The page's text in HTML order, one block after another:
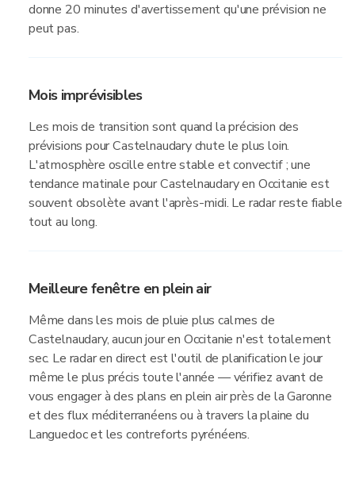
donne 20 minutes d'avertissement qu'une prévision ne
peut pas.
Mois imprévisibles
Les mois de transition sont quand la précision des
prévisions pour Castelnaudary chute le plus loin.
L'atmosphère oscille entre stable et convectif ; une
tendance matinale pour Castelnaudary en Occitanie est
souvent obsolète avant l'après-midi. Le radar reste fiable
tout au long.
Meilleure fenêtre en plein air
Même dans les mois de pluie plus calmes de
Castelnaudary, aucun jour en Occitanie n'est totalement
sec. Le radar en direct est l'outil de planification le jour
même le plus précis toute l'année — vérifiez avant de
vous engager à des plans en plein air près de la Garonne
et des flux méditerranéens ou à travers la plaine du
Languedoc et les contreforts pyrénéens.